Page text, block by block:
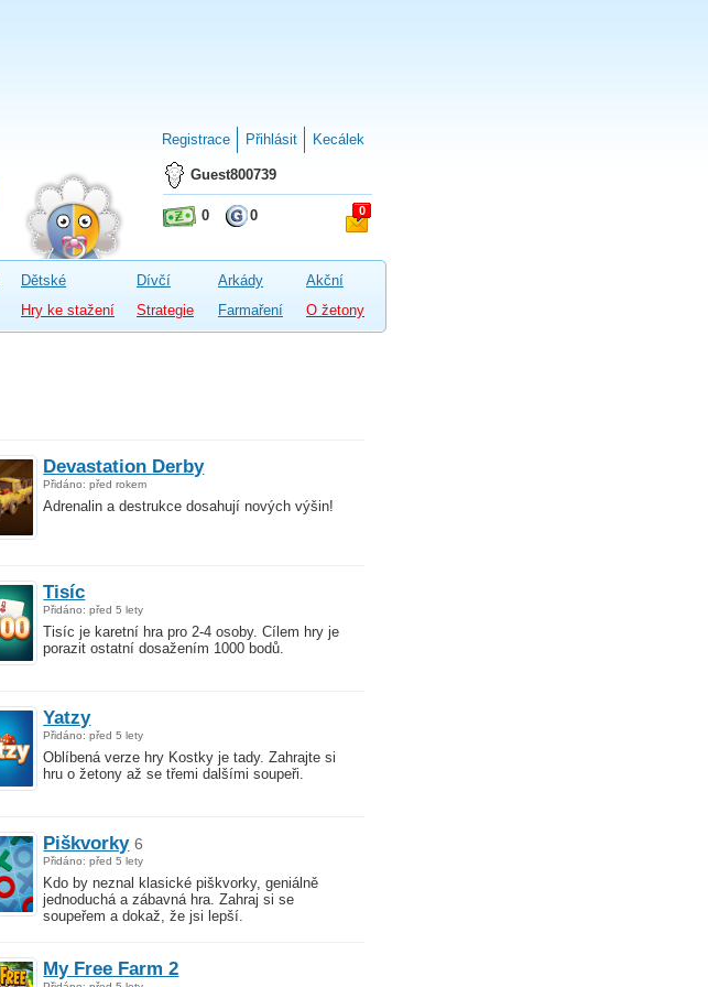
Registrace Přihlásit Kecálek
Guest800739
0 0 0
Dětské Dívčí Arkády
Akční
Hry ke stažení Strategie Farmaření O žetony
Devastation Derby
Přidáno: před rokem
Adrenalin a destrukce dosahují nových výšin!
Tisíc
Přidáno: před 5 lety
Tisíc je karetní hra pro 2-4 osoby. Cílem hry je
porazit ostatní dosažením 1000 bodů.
Yatzy
Přidáno: před 5 lety
Oblíbená verze hry Kostky je tady. Zahrajte si
hru o žetony až se třemi dalšími soupeři.
Piškvorky 6
Přidáno: před 5 lety
Kdo by neznal klasické piškvorky, geniálně
jednoduchá a zábavná hra. Zahraj si se
soupeřem a dokaž, že jsi lepší.
My Free Farm 2